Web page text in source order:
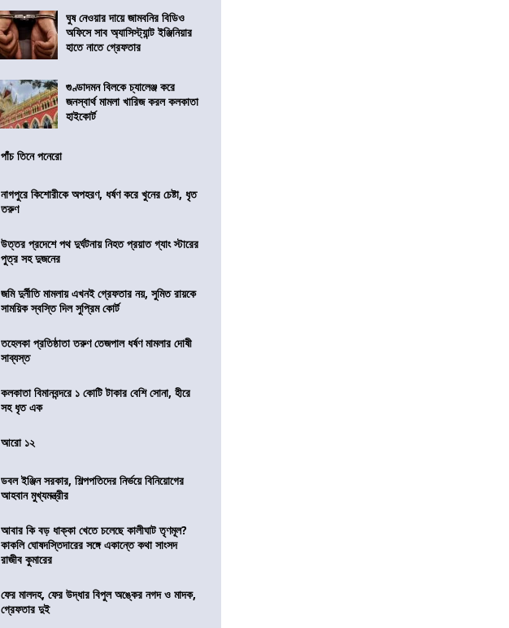
ঘুষ নেওয়ার দায়ে জামবনির বিডিও
অফিসে সাব অ্যাসিস্ট্যান্ট ইঞ্জিনিয়ার
হাতে নাতে গ্রেফতার
গুণ্ডাদমন বিলকে চ্যালেঞ্জ করে
জনস্বার্থ মামলা খারিজ করল কলকাতা
হাইকোর্ট
পাঁচ তিনে পনেরো
নাগপুরে কিশোরীকে অপহরণ, ধর্ষণ করে খুনের চেষ্টা, ধৃত
তরুণ
উত্তর প্রদেশে পথ দুর্ঘটনায় নিহত প্রয়াত গ্যাং স্টারের
পুত্র সহ দুজনের
জমি দুর্নীতি মামলায় এখনই গ্রেফতার নয়, সুমিত রায়কে
সাময়িক স্বস্তি দিল সুপ্রিম কোর্ট
তহেলকা প্রতিষ্ঠাতা তরুণ তেজপাল ধর্ষণ মামলার দোষী
সাব্যস্ত
কলকাতা বিমানবন্দরে ১ কোটি টাকার বেশি সোনা, হীরে
সহ ধৃত এক
আরো ১২
ডবল ইঞ্জিন সরকার, শিল্পপতিদের নির্ভয়ে বিনিয়োগের
আহবান মুখ্যমন্ত্রীর
আবার কি বড় ধাক্কা খেতে চলেছে কালীঘাট তৃণমূল?
কাকলি ঘোষদস্তিদারের সঙ্গে একান্তে কথা সাংসদ
রাজীব কুমারের
ফের মালদহ, ফের উদ্ধার বিপুল অঙ্কের নগদ ও মাদক,
গ্রেফতার দুই